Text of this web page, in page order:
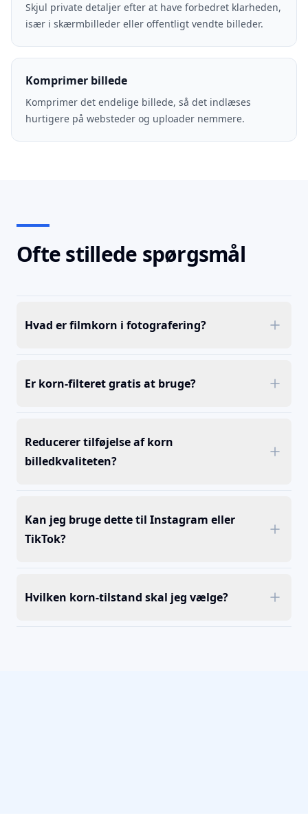
Skjul private detaljer efter at have forbedret klarheden,
især i skærmbilleder eller offentligt vendte billeder.
Komprimer billede
Komprimer det endelige billede, så det indlæses
hurtigere på websteder og uploader nemmere.
Ofte stillede spørgsmål
Hvad er filmkorn i fotografering?
Er korn-filteret gratis at bruge?
Reducerer tilføjelse af korn
billedkvaliteten?
Kan jeg bruge dette til Instagram eller
TikTok?
Hvilken korn-tilstand skal jeg vælge?